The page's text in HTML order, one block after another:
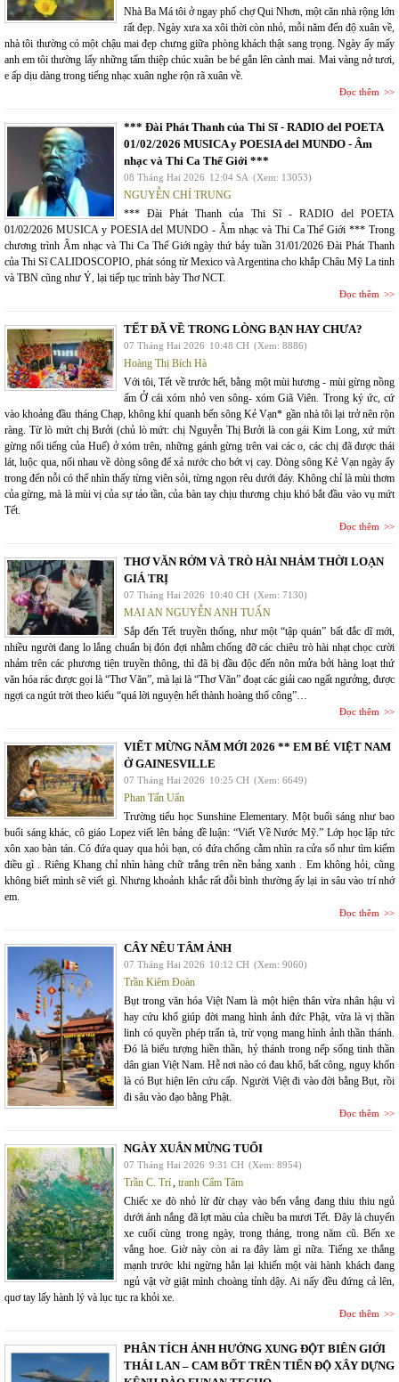
Nhà Ba Má tôi ở ngay phố chợ Qui Nhơn, một căn nhà rộng lớn
rất đẹp. Ngày xưa xa xôi thời còn nhỏ, mỗi năm đến độ xuân về,
nhà tôi thường có một chậu mai đẹp chưng giữa phòng khách thật sang trọng. Ngày ấy mấy
anh em tôi thường lấy những tấm thiệp chúc xuân be bé gắn lên cành mai. Mai vàng nở tươi,
e ấp dịu dàng trong tiếng nhạc xuân nghe rộn rã xuân về.
Đọc thêm
*** Đài Phát Thanh của Thi Sĩ - RADIO del POETA
01/02/2026 MUSICA y POESIA del MUNDO - Âm
nhạc và Thi Ca Thế Giới ***
08 Tháng Hai 2026 12:04 SA (Xem: 13053)
NGUYỄN CHÍ TRUNG
*** Đài Phát Thanh của Thi Sĩ - RADIO del POETA
01/02/2026 MUSICA y POESIA del MUNDO - Âm nhạc và Thi Ca Thế Giới *** Trong
chương trình Âm nhạc và Thi Ca Thế Giới ngày thứ bảy tuần 31/01/2026 Đài Phát Thanh
của Thi Sĩ CALIDOSCOPIO, phát sóng từ Mexico và Argentina cho khắp Châu Mỹ La tinh
và TBN cũng như Ý, lại tiếp tục trình bày Thơ NCT.
Đọc thêm
TẾT ĐÃ VỀ TRONG LÒNG BẠN HAY CHƯA?
07 Tháng Hai 2026 10:48 CH (Xem: 8886)
Hoàng Thị Bích Hà
Với tôi, Tết về trước hết, bằng một mùi hương - mùi gừng nồng
ấm Ở cái xóm nhỏ ven sông- xóm Giã Viên. Trong ký ức, cứ
vào khoảng đầu tháng Chạp, không khí quanh bến sông Kẻ Vạn* gần nhà tôi lại trở nên rộn
ràng. Từ lò mứt chị Bưởi (chủ lò mứt: chị Nguyễn Thị Bưởi là con gái Kim Long, xứ mứt
gừng nổi tiếng của Huế) ở xóm trên, những gánh gừng trên vai các o, các chị đã được thái
lát, luộc qua, nối nhau về dòng sông để xả nước cho bớt vị cay. Dòng sông Kẻ Vạn ngày ấy
trong đến nỗi có thể nhìn thấy từng viên sỏi, từng ngọn rêu dưới đáy. Không chỉ là mùi thơm
của gừng, mà là mùi vị của sự tảo tần, của bàn tay chịu thương chịu khó bắt đầu vào vụ mứt
Tết.
Đọc thêm
THƠ VĂN RỞM VÀ TRÒ HÀI NHẢM THỜI LOẠN
GIÁ TRỊ
07 Tháng Hai 2026 10:40 CH (Xem: 7130)
MAI AN NGUYỄN ANH TUẤN
Sắp đến Tết truyền thống, như một “tập quán” bất đắc dĩ mới,
nhiều người đang lo lắng chuẩn bị đón đợi nhằm chống đỡ các chiêu trò hài nhạt chọc cười
nhảm trên các phương tiện truyền thông, thì đã bị đầu độc đến nôn mửa bởi hàng loạt thứ
văn hóa rác được gọi là “Thơ Văn”, mà lại là “Thơ Văn” đoạt các giải cao ngất ngưởng, được
ngợi ca ngút trời theo kiểu “quá lời nguyện hết thành hoàng thổ công”…
Đọc thêm
VIẾT MỪNG NĂM MỚI 2026 ** EM BÉ VIỆT NAM
Ở GAINESVILLE
07 Tháng Hai 2026 10:25 CH (Xem: 6649)
Phan Tấn Uẩn
Trường tiểu học Sunshine Elementary. Một buổi sáng như bao
buổi sáng khác, cô giáo Lopez viết lên bảng đề luận: “Viết Về Nước Mỹ.” Lớp học lập tức
xôn xao bàn tán. Có đứa quay qua hỏi bạn, có đứa chống cằm nhìn ra cửa sổ như tìm kiếm
điều gì . Riêng Khang chỉ nhìn hàng chữ trắng trên nền bảng xanh . Em không hỏi, cũng
không biết mình sẽ viết gì. Nhưng khoảnh khắc rất đỗi bình thường ấy lại in sâu vào trí nhớ
em.
Đọc thêm
CÂY NÊU TÂM ẢNH
07 Tháng Hai 2026 10:12 CH (Xem: 9060)
Trần Kiêm Đoàn
Bụt trong văn hóa Việt Nam là một hiện thân vừa nhân hậu vì
hay cứu khổ giúp đời mang hình ảnh đức Phật, vừa là vị thần
linh có quyền phép trấn tà, trừ vọng mang hình ảnh thần thánh.
Đó là biểu tượng hiền thần, hỷ thánh trong nếp sống tinh thần
dân gian Việt Nam. Hễ nơi nào có đau khổ, bất công, nguy khốn
là có Bụt hiện lên cứu cấp. Người Việt đi vào đời bằng Bụt, rồi
đi sâu vào đạo bằng Phật.
Đọc thêm
NGÀY XUÂN MỪNG TUỔI
07 Tháng Hai 2026 9:31 CH (Xem: 8954)
Trần C. Trí, tranh Cẩm Tâm
Chiếc xe đò nhỏ lừ đừ chạy vào bến vắng đang thiu thiu ngủ
dưới ánh nắng đã lợt màu của chiều ba mươi Tết. Đây là chuyến
xe cuối cùng trong ngày, trong tháng, trong năm cũ. Bến xe
vắng hoe. Giờ này còn ai ra đây làm gì nữa. Tiếng xe thắng
mạnh trước khi ngừng hẳn lại khiến một vài hành khách đang
ngủ vật vờ giật mình choàng tỉnh dậy. Ai nấy đều đứng cả lên,
quơ tay lấy hành lý và lục tục ra khỏi xe.
Đọc thêm
PHÂN TÍCH ẢNH HƯỞNG XUNG ĐỘT BIÊN GIỚI
THÁI LAN – CAM BỐT TRÊN TIẾN ĐỘ XÂY DỰNG